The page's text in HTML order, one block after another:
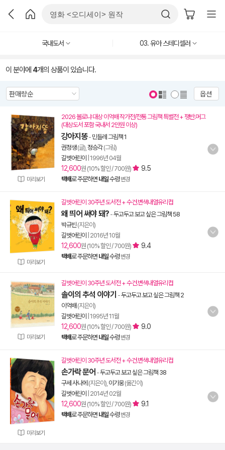
국내도서 03. 유아 스테디셀러
이 분야에 4개의 상품이 있습니다.
옵션
미리보기
2026 볼로냐 대상 이억배 작가전/전통 그림책 특별전 + 쟁반.머그
(대상도서 포함 국내서 2만원 이상)
강아지똥- 민들레 그림책 1
권정생(글), 정승각(그림)
길벗어린이
1996년 04월
12,600원 (10% 할인 / 700원) 9.5
택배로 주문하면 내일수령 변경
미리보기
길벗어린이 30주년 도서전 + 수건.변색내열유리컵
왜 띄어 써야 돼? -두고두고 보고 싶은 그림책 58
박규빈 (지은이)
길벗어린이
2016년 10월
12,600원 (10% 할인 / 700원) 9.4
택배로 주문하면 내일수령 변경
미리보기
길벗어린이 30주년 도서전 + 수건.변색내열유리컵
솔이의 추석 이야기 -두고두고 보고 싶은 그림책 2
이억배 (지은이)
길벗어린이
1995년 11월
12,600원 (10% 할인 / 700원) 9.0
택배로 주문하면 내일수령 변경
미리보기
길벗어린이 30주년 도서전 + 수건.변색내열유리컵
손가락 문어 -두고두고 보고 싶은 그림책 38
구세 사나에 (지은이), 이기웅(옮긴이)
길벗어린이
2014년 02월
12,600원 (10% 할인 / 700원) 9.1
택배로 주문하면 내일수령 변경